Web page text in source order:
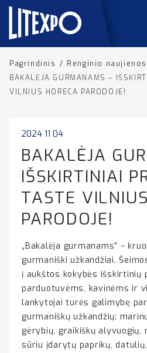
Pagrindinis / Renginio naujienos
BAKALĖJA GURMANAMS –
VILNIUS HORECA PARODOJE!
2024 11 04
BAKALĖJA
IŠSKIRTINIAI
TASTE
PARODOJE!
„Bakalėja gurmanams” –
gurmaniški užkandžiai.
į aukštos kokybės išskirtinių
parduotuvėms, kavinėms ir
lankytojai turės galimybę
gurmaniškų užkandžių:
gėrybių, graikiškų alyvuogių,
sūriu įdarytų paprikų,